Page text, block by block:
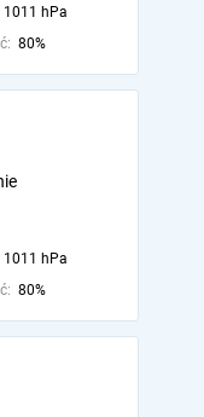
1011 hPa
80%
1011 hPa
80%